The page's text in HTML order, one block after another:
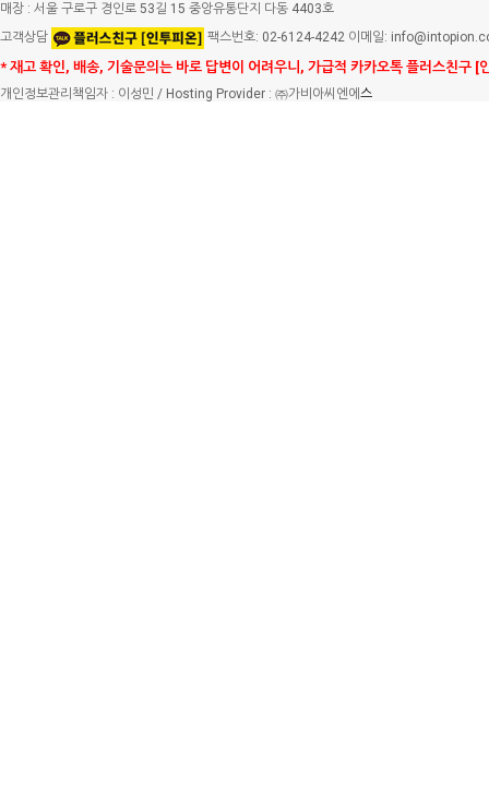
매장 : 서울 구로구 경인로 53길 15 중앙유통단지 다동 4403호
고객상담
팩스번호: 02-6124-4242 이메일:
* 재고 확인, 배송, 기술문의는 바로 답변이 어려우니, 가급적 카카오톡 플러스친구 [
개인정보관리책임자 : 이성민 / Hosting Provider : ㈜가비아씨엔에 스